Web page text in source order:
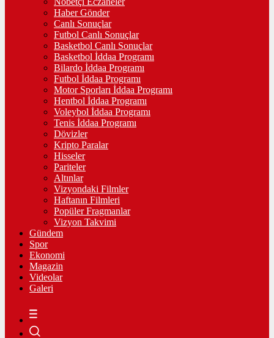
Haber Gönder
Canlı Sonuçlar
Futbol Canlı Sonuçlar
Basketbol Canlı Sonuçlar
Basketbol İddaa Programı
Bilardo İddaa Programı
Futbol İddaa Programı
Motor Sporları İddaa Programı
Hentbol İddaa Programı
Voleybol İddaa Programı
Tenis İddaa Programı
Dövizler
Kripto Paralar
Hisseler
Pariteler
Altınlar
Vizyondaki Filmler
Haftanın Filmleri
Popüler Fragmanlar
Vizyon Takvimi
Gündem
Spor
Ekonomi
Magazin
Videolar
Galeri